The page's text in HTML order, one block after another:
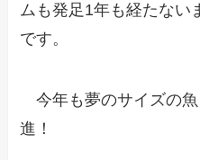
ムも発足1年も経たない
です。
今年も夢のサイズの
進！